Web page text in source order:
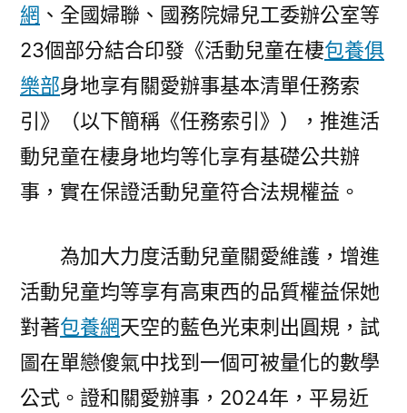
站
比
證
活
動
兒
童
棲
身
地
享
關
愛
網 、全國婦聯、國務院婦兒工委辦公室等
23個部分結合印發《活動兒童在棲包養俱
樂部身地享有關愛辦事基本清單任務索
引》（以下簡稱《任務索引》），推進活
動兒童在棲身地均等化享有基礎公共辦
事，實在保證活動兒童符合法規權益。
為加大力度活動兒童關愛維護，增進
活動兒童均等享有高東西的品質權益保她
對著包養網天空的藍色光束刺出圓規，試
圖在單戀傻氣中找到一個可被量化的數學
公式。證和關愛辦事，2024年，平易近